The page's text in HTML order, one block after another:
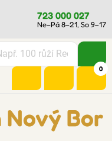
723 000 027
Ne–Pá 8–21, So 9–17
0
Nový Bor